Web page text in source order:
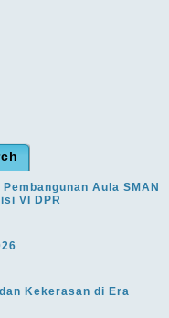
Aula SMAN
VI DPR
Kekerasan di Era